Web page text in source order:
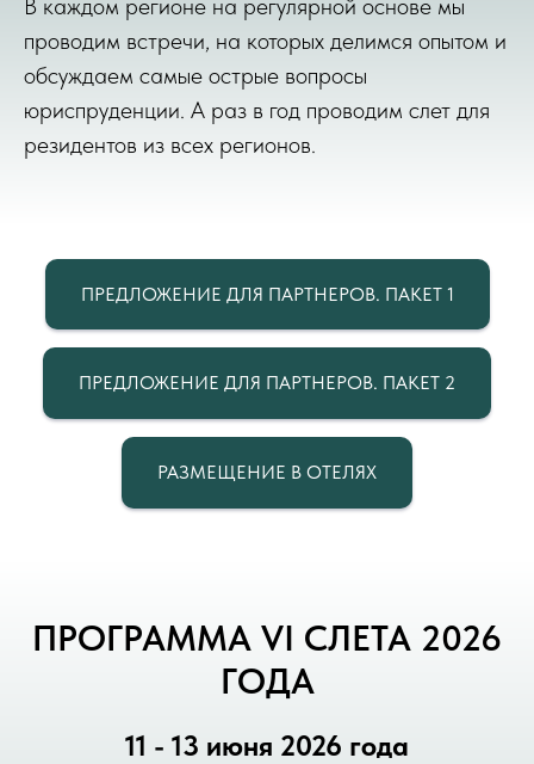
проводим встречи, на которых делимся опытом и
обсуждаем самые острые вопросы
юриспруденции. А раз в год проводим слет для
резидентов из всех регионов.
ПРЕДЛОЖЕНИЕ ДЛЯ ПАРТНЕРОВ. ПАКЕТ 1
ПРЕДЛОЖЕНИЕ ДЛЯ ПАРТНЕРОВ. ПАКЕТ 2
РАЗМЕЩЕНИЕ В ОТЕЛЯХ
ПРОГРАММА VI СЛЕТА 2026
ГОДА
11 - 13 июня 2026 года